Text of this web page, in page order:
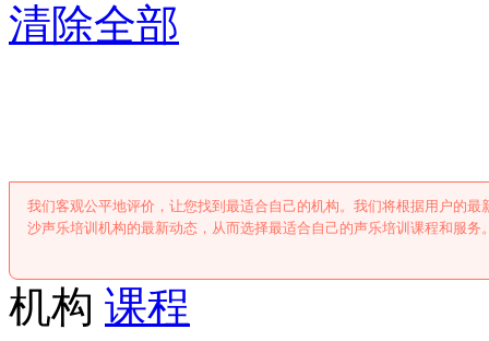
清除全部
我们客观公平地评价，让您找到最适合自己的机构。我们将根据用户的
沙声乐培训机构的最新动态，从而选择最适合自己的声乐培训课程和服务
机构 课程